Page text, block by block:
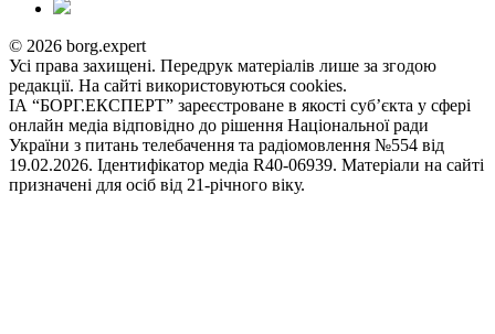
© 2026 borg.expert
Усі права захищені. Передрук матеріалів лише за згодою
редакції. На сайті використовуються cookies.
ІА “БОРГ.ЕКСПЕРТ” зареєстроване в якості суб’єкта у сфері
онлайн медіа відповідно до рішення Національної ради
України з питань телебачення та радіомовлення №554 від
19.02.2026. Ідентифікатор медіа R40-06939. Матеріали на сайті
призначені для осіб від 21-річного віку.